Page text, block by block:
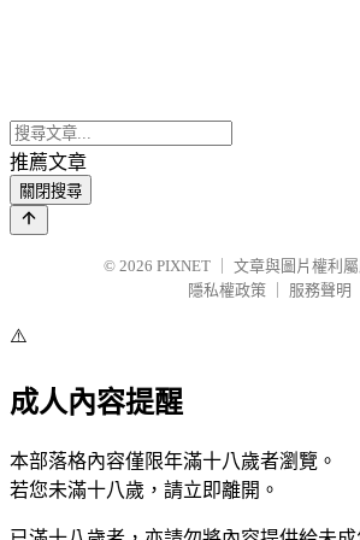
推薦文章
關閉搜尋
© 2026 PIXNET
文章與圖片權利
隱私權政策
服務聲明
⚠️
成人內容提醒
本部落格內容僅限年滿十八歲者瀏覽。
若您未滿十八歲，請立即離開。